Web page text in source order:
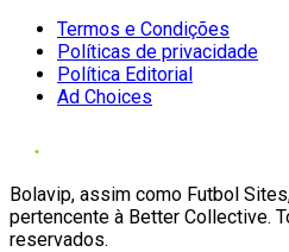
Termos e Condições
Políticas de privacidade
Política Editorial
Ad Choices
Bolavip, assim como Futbol
pertencente à Better Collective.
reservados.